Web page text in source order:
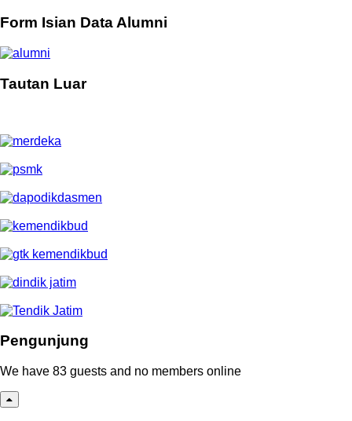
Form Isian Data Alumni
Tautan Luar
Pengunjung
We have 83 guests and no members online